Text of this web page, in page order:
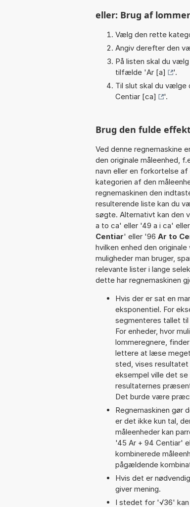
eller: Brug af
Vælg den rette
Angiv derefter den
På listen skal du
tilfælde 'Ar [a]
'.
Til slut skal du
Centiar [ca]
'.
Brug den fulde
Ved denne regnemaskine
den originale måleenhed,
navn eller en forkortelse
kategorien af den
regnemaskinen den
resulterende liste kan du
søgte. Alternativt kan den
a to ca' eller '49 a i ca'
Centiar' eller '96 Ar to
hvilken enhed den
muligheder man bruger,
relevante lister i lange
dette har regnemaskinen
Hvis der er sat en
eksponentiel. For
segmenteres tallet til
For enheder, hvor
lommeregnere,
lettere at læse
sted, vises resultatet
eksempel ville det
resultaternes
Det burde være
Regnemaskinen gør
er det ikke kun tal,
måleenheder kan
'45 Ar + 94 Centiar'
kombinerede
pågældende
Hvis det er
giver mening.
I stedet for '√36'